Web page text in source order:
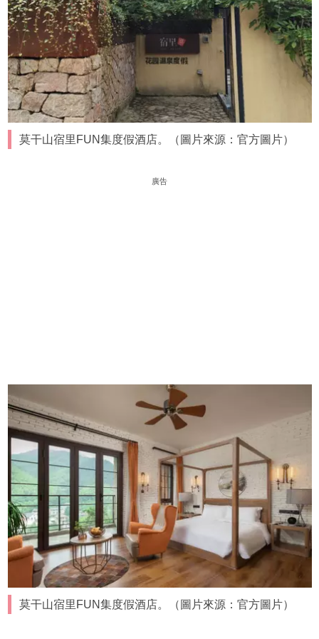
莫干山宿里FUN集度假酒店。（圖片來源：官方圖片）
廣告
莫干山宿里FUN集度假酒店。（圖片來源：官方圖片）